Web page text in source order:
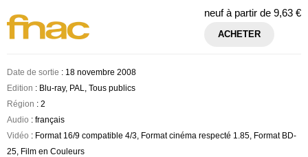
neuf à partir de 9,63 €
ACHETER
Date de sortie : 18 novembre 2008
Edition : Blu-ray, PAL, Tous publics
Région : 2
Audio : français
Vidéo : Format 16/9 compatible 4/3, Format cinéma respecté 1.85, Format BD-
25, Film en Couleurs